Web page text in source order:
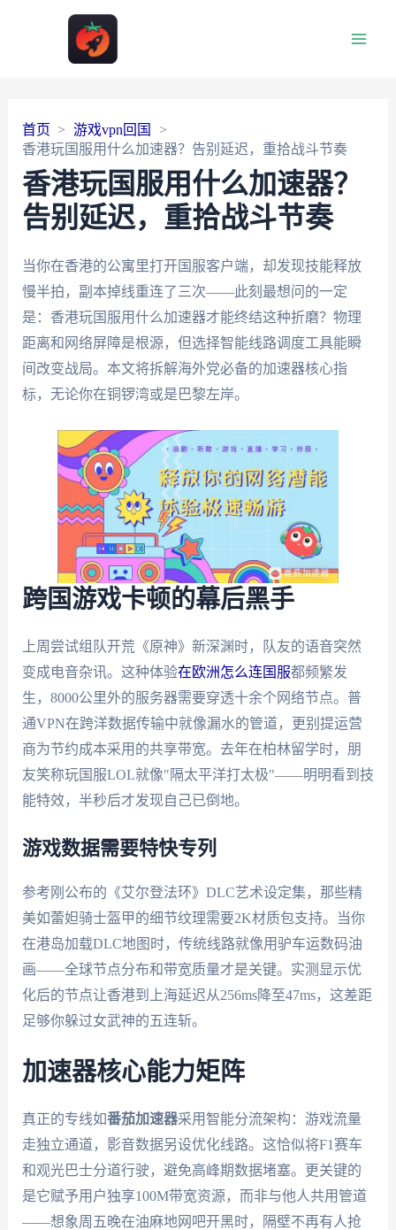
首页
游戏vpn回国
香港玩国服用什么加速器？告别延迟，重拾战斗节奏
香港玩国服用什么加速器？
告别延迟，重拾战斗节奏
当你在香港的公寓里打开国服客户端，却发现技能释放
慢半拍，副本掉线重连了三次——此刻最想问的一定
是：香港玩国服用什么加速器才能终结这种折磨？物理
距离和网络屏障是根源，但选择智能线路调度工具能瞬
间改变战局。本文将拆解海外党必备的加速器核心指
标，无论你在铜锣湾或是巴黎左岸。
跨国游戏卡顿的幕后黑手
上周尝试组队开荒《原神》新深渊时，队友的语音突然
变成电音杂讯。这种体验在欧洲怎么连国服都频繁发
生，8000公里外的服务器需要穿透十余个网络节点。普
通VPN在跨洋数据传输中就像漏水的管道，更别提运营
商为节约成本采用的共享带宽。去年在柏林留学时，朋
友笑称玩国服LOL就像"隔太平洋打太极"——明明看到技
能特效，半秒后才发现自己已倒地。
游戏数据需要特快专列
参考刚公布的《艾尔登法环》DLC艺术设定集，那些精
美如蕾妲骑士盔甲的细节纹理需要2K材质包支持。当你
在港岛加载DLC地图时，传统线路就像用驴车运数码油
画——全球节点分布和带宽质量才是关键。实测显示优
化后的节点让香港到上海延迟从256ms降至47ms，这差距
足够你躲过女武神的五连斩。
加速器核心能力矩阵
真正的专线如番茄加速器采用智能分流架构：游戏流量
走独立通道，影音数据另设优化线路。这恰似将F1赛车
和观光巴士分道行驶，避免高峰期数据堵塞。更关键的
是它赋予用户独享100M带宽资源，而非与他人共用管道
——想象周五晚在油麻地网吧开黑时，隔壁不再有人抢